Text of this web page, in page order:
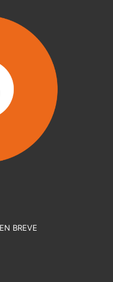
BREVE